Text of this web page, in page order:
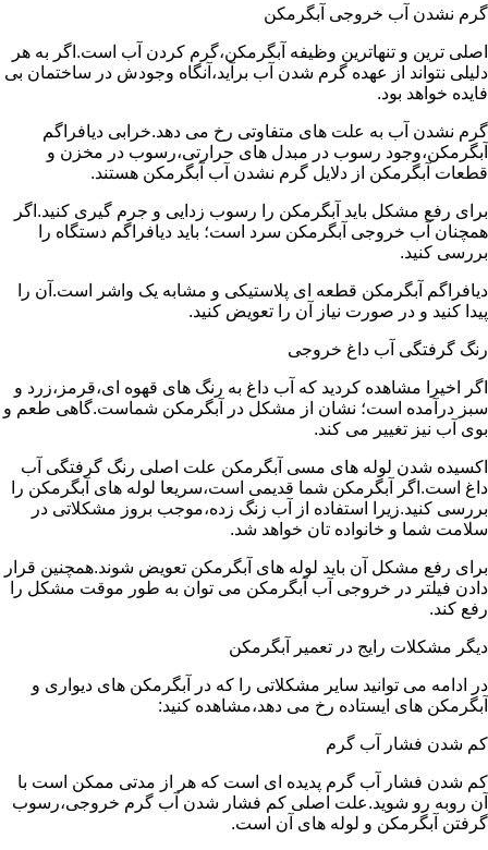
گرم نشدن آب خروجی آبگرمکن
اصلی ترین و تنهاترین وظیفه آبگرمکن،گرم کردن آب است.اگر به هر
دلیلی نتواند از عهده گرم شدن آب برآید،آنگاه وجودش در ساختمان بی
فایده خواهد بود.
گرم نشدن آب به علت های متفاوتی رخ می دهد.خرابی دیافراگم
آبگرمکن،وجود رسوب در مبدل های حرارتی،رسوب در مخزن و
قطعات آبگرمکن از دلایل گرم نشدن آب آبگرمکن هستند.
برای رفع مشکل باید آبگرمکن را رسوب زدایی و جرم گیری کنید.اگر
همچنان آب خروجی آبگرمکن سرد است؛ باید دیافراگم دستگاه را
بررسی کنید.
دیافراگم آبگرمکن قطعه ای پلاستیکی و مشابه یک واشر است.آن را
پیدا کنید و در صورت نیاز آن را تعویض کنید.
رنگ گرفتگی آب داغ خروجی
اگر اخیرا مشاهده کردید که آب داغ به رنگ های قهوه ای،قرمز،زرد و
سبز درآمده است؛ نشان از مشکل در آبگرمکن شماست.گاهی طعم و
بوی آب نیز تغییر می کند.
اکسیده شدن لوله های مسی آبگرمکن علت اصلی رنگ گرفتگی آب
داغ است.اگر آبگرمکن شما قدیمی است،سریعا لوله های آبگرمکن را
بررسی کنید.زیرا استفاده از آب زنگ زده،موجب بروز مشکلاتی در
سلامت شما و خانواده تان خواهد شد.
برای رفع مشکل آن باید لوله های آبگرمکن تعویض شوند.همچنین قرار
دادن فیلتر در خروجی آب آبگرمکن می توان به طور موقت مشکل را
رفع کند.
دیگر مشکلات رایج در تعمیر آبگرمکن
در ادامه می توانید سایر مشکلاتی را که در آبگرمکن های دیواری و
آبگرمکن های ایستاده رخ می دهد،مشاهده کنید:
کم شدن فشار آب گرم
کم شدن فشار آب گرم پدیده ای است که هر از مدتی ممکن است با
آن روبه رو شوید.علت اصلی کم فشار شدن آب گرم خروجی،رسوب
گرفتن آبگرمکن و لوله های آن است.